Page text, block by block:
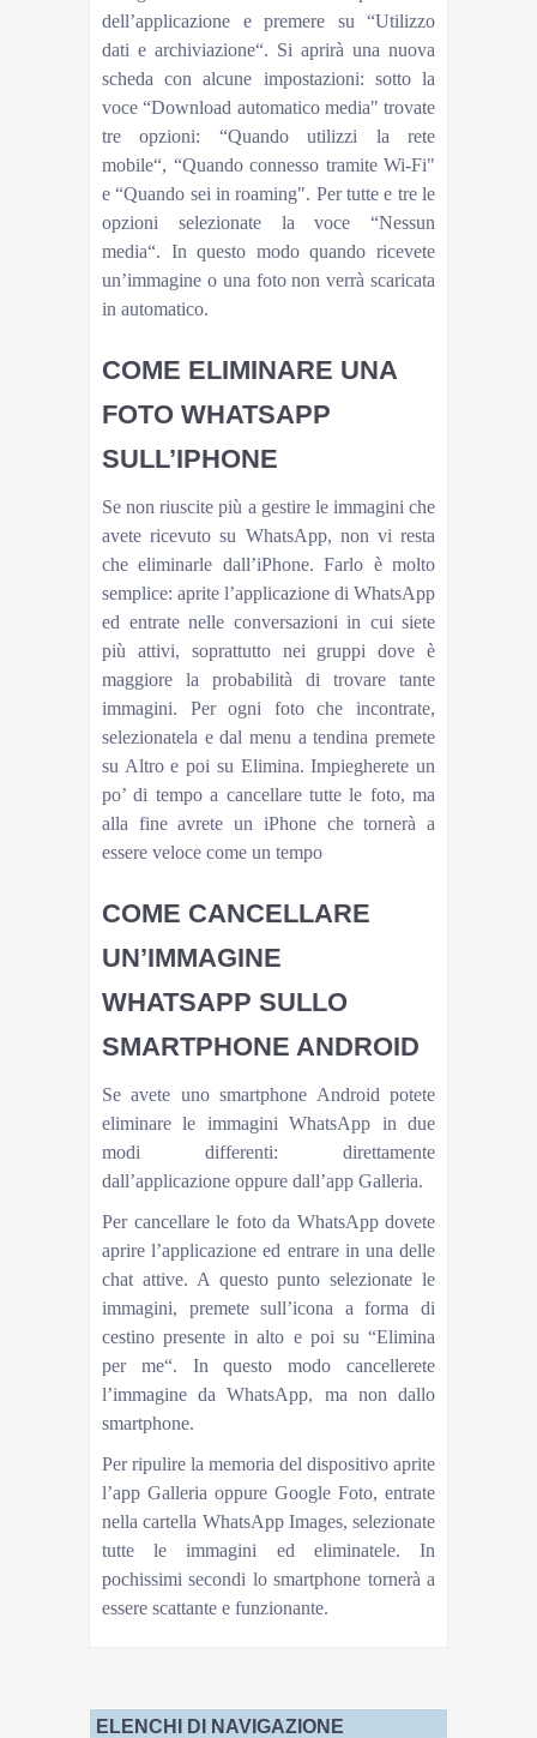
dell’applicazione e premere su “Utilizzo
dati e archiviazione“. Si aprirà una nuova
scheda con alcune impostazioni: sotto la
voce “Download automatico media" trovate
tre opzioni: “Quando utilizzi la rete
mobile“, “Quando connesso tramite Wi-Fi"
e “Quando sei in roaming". Per tutte e tre le
opzioni selezionate la voce “Nessun
media“. In questo modo quando ricevete
un’immagine o una foto non verrà scaricata
in automatico.
COME ELIMINARE UNA
FOTO WHATSAPP
SULL’IPHONE
Se non riuscite più a gestire le immagini che
avete ricevuto su WhatsApp, non vi resta
che eliminarle dall’iPhone. Farlo è molto
semplice: aprite l’applicazione di WhatsApp
ed entrate nelle conversazioni in cui siete
più attivi, soprattutto nei gruppi dove è
maggiore la probabilità di trovare tante
immagini. Per ogni foto che incontrate,
selezionatela e dal menu a tendina premete
su Altro e poi su Elimina. Impiegherete un
po’ di tempo a cancellare tutte le foto, ma
alla fine avrete un iPhone che tornerà a
essere veloce come un tempo
COME CANCELLARE
UN’IMMAGINE
WHATSAPP SULLO
SMARTPHONE ANDROID
Se avete uno smartphone Android potete
eliminare le immagini WhatsApp in due
modi differenti: direttamente
dall’applicazione oppure dall’app Galleria.
Per cancellare le foto da WhatsApp dovete
aprire l’applicazione ed entrare in una delle
chat attive. A questo punto selezionate le
immagini, premete sull’icona a forma di
cestino presente in alto e poi su “Elimina
per me“. In questo modo cancellerete
l’immagine da WhatsApp, ma non dallo
smartphone.
Per ripulire la memoria del dispositivo aprite
l’app Galleria oppure Google Foto, entrate
nella cartella WhatsApp Images, selezionate
tutte le immagini ed eliminatele. In
pochissimi secondi lo smartphone tornerà a
essere scattante e funzionante.
ELENCHI DI NAVIGAZIONE